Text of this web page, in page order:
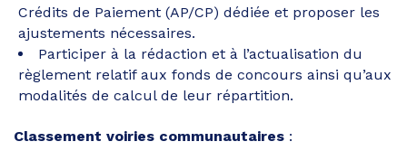
Crédits de Paiement (AP/CP) dédiée et proposer les
ajustements nécessaires.
Participer à la rédaction et à l’actualisation du
règlement relatif aux fonds de concours ainsi qu’aux
modalités de calcul de leur répartition.
Classement voiries communautaires :